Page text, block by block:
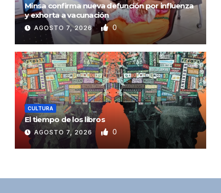
Minsa confirma nueva defunción por influenza
y exhorta a vacunación
AGOSTO 7, 2026 0
CULTURA
El tiempo de los libros
AGOSTO 7, 2026 0